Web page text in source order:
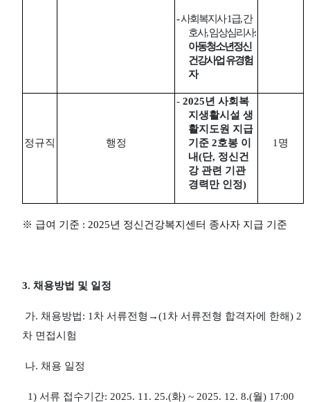
-사회복지사1급,간
호사,임상심리사:
아동청소년정신
건강사업 유경험
자
정규직 행정
- 2025년 사회복
지생활시설 생
활지도원 지급
기준2호봉 이
내(단, 정신건
강 관련 기관
경력만 인정)
1 명
※ 급여 기준 : 2025년 정신건강복지센터 종사자 지급 기준
3. 채용방법 및 일정
가. 채용방법: 1 차 서류전형 →(1 차 서류전형 합격자에 한해) 2
차 면접시험
나. 채용 일정
1) 서류 접수기간: 2025. 11. 25.(화) ~ 2025. 12. 8.(월) 17:00